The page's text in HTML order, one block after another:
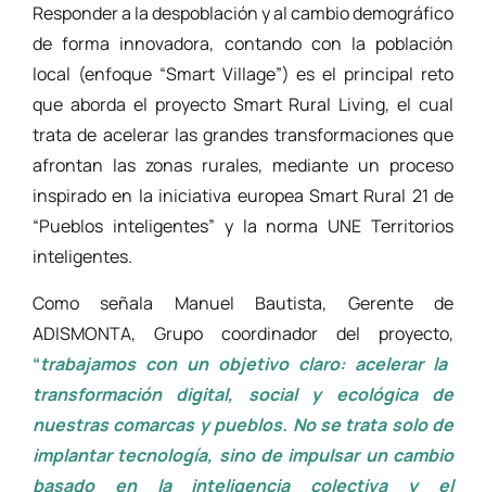
Responder a la despoblación y al cambio demográfico
de forma innovadora, contando con la población
local (enfoque “Smart Village”) es el principal reto
que aborda el proyecto Smart Rural Living, el cual
trata de acelerar las grandes transformaciones que
afrontan las zonas rurales, mediante un proceso
inspirado en la iniciativa europea Smart Rural 21 de
“Pueblos inteligentes” y la norma UNE Territorios
inteligentes.
Como señala Manuel Bautista, Gerente de
ADISMONTA, Grupo coordinador del proyecto,
“trabajamos con un objetivo claro: acelerar la
transformación digital, social y ecológica de
nuestras comarcas y pueblos. No se trata solo de
implantar tecnología, sino de impulsar un cambio
basado en la inteligencia colectiva y el